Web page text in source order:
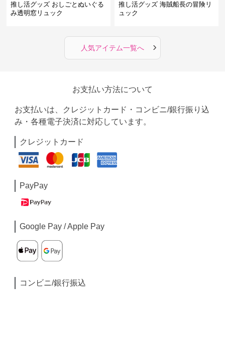
推し活グッズ おしごとぬいぐる
み透明窓リュック
推し活グッズ 海賊船長の冒険リ
ュック
人気アイテム一覧へ ›
お支払い方法について
お支払いは、クレジットカード・コンビニ/銀行振り込
み・各種電子決済に対応しています。
クレジットカード
PayPay
Google Pay / Apple Pay
コンビニ/銀行振込